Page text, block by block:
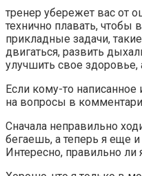
тренер убережет вас от
технично плавать,
прикладные задачи,
двигаться, развить
улучшить свое здоровье,
Если кому-то
на вопросы в
Сначала неправильно
бегаешь, а теперь я еще
Интересно, правильно